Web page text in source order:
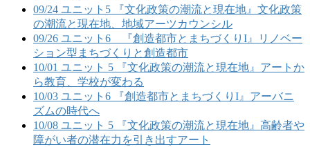
09/24 ユニット5 『文化政策の潮流と現在地』文化政策
の潮流と現在地、地域アーツカウンシル
09/26 ユニット6 『創造都市とまちづくりI』リノベー
ション型まちづくりと創造都市
10/01 ユニット 5 『文化政策の潮流と現在地』アートか
ら教育、学校が変わる
10/03 ユニット6 『創造都市とまちづくりI』アーバニ
ズムの時代へ
10/08 ユニット 5 『文化政策の潮流と現在地』高齢者や
障がい者の潜在力を引き出すアート